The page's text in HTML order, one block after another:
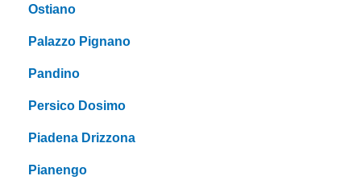
Ostiano
Palazzo Pignano
Pandino
Persico Dosimo
Piadena Drizzona
Pianengo